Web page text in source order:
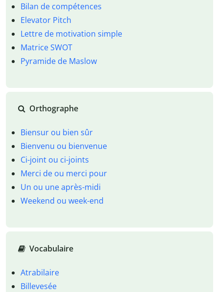
Bilan de compétences
Elevator Pitch
Lettre de motivation simple
Matrice SWOT
Pyramide de Maslow
Orthographe
Biensur ou bien sûr
Bienvenu ou bienvenue
Ci-joint ou ci-joints
Merci de ou merci pour
Un ou une après-midi
Weekend ou week-end
Vocabulaire
Atrabilaire
Billevesée